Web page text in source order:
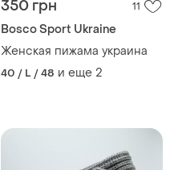
350 грн 11
Bosco Sport Ukraine
Женская пижама украина
40 / L / 48 и еще 2